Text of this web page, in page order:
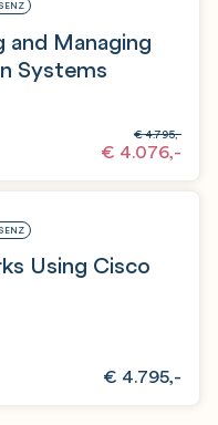
and Managing
Systems
€ 4.076,-
€4.795,-
Using Cisco
€ 4.795,-